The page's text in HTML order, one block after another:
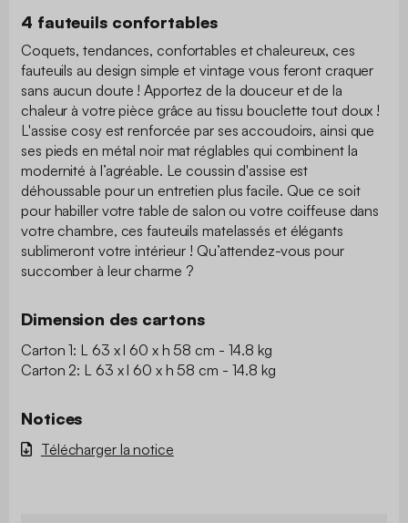
4 fauteuils confortables
Coquets, tendances, confortables et chaleureux, ces
fauteuils au design simple et vintage vous feront craquer
sans aucun doute ! Apportez de la douceur et de la
chaleur à votre pièce grâce au tissu bouclette tout doux !
L'assise cosy est renforcée par ses accoudoirs, ainsi que
ses pieds en métal noir mat réglables qui combinent la
modernité à l’agréable. Le coussin d'assise est
déhoussable pour un entretien plus facile. Que ce soit
pour habiller votre table de salon ou votre coiffeuse dans
votre chambre, ces fauteuils matelassés et élégants
sublimeront votre intérieur ! Qu’attendez-vous pour
succomber à leur charme ?
Dimension des cartons
Carton 1: L 63 x l 60 x h 58 cm - 14.8 kg
Carton 2: L 63 x l 60 x h 58 cm - 14.8 kg
Notices
Télécharger la notice